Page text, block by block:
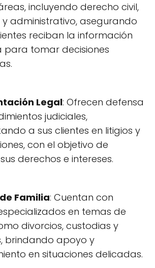
incluyendo derecho civil,
administrativo, asegurando
reciban la información
para tomar decisiones
Legal: Ofrecen defensa
judiciales,
a sus clientes en litigios y
con el objetivo de
derechos e intereses.
Familia: Cuentan con
en temas de
divorcios, custodias y
brindando apoyo y
en situaciones delicadas.